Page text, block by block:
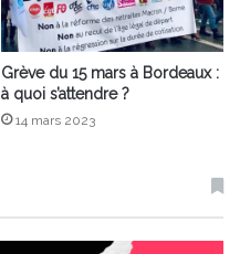
Grève du 15 mars à Bordeaux :
à quoi s’attendre ?
14 mars 2023